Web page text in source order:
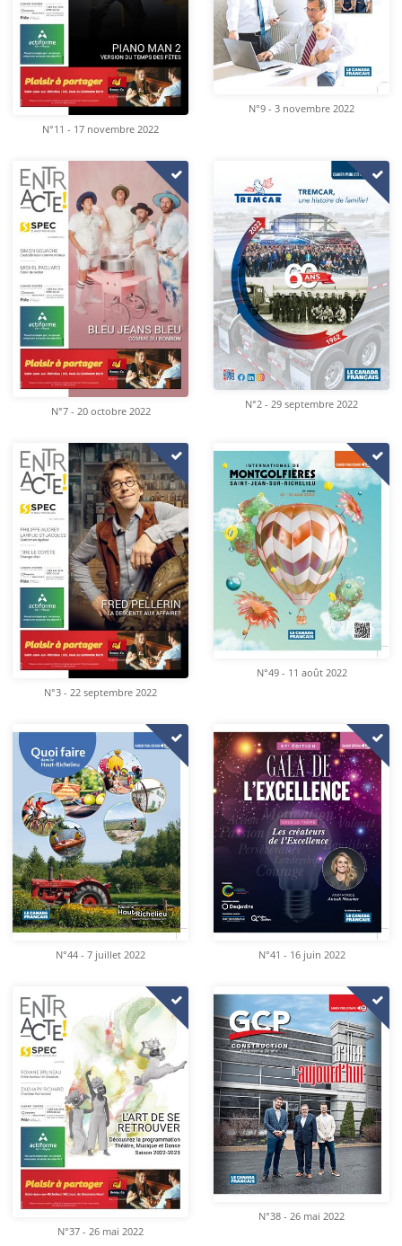
N°11 - 17 novembre 2022
N°9 - 3 novembre 2022
N°7 - 20 octobre 2022
N°2 - 29 septembre 2022
N°3 - 22 septembre 2022
N°49 - 11 août 2022
N°44 - 7 juillet 2022 N°41 - 16 juin 2022
N°37 - 26 mai 2022
N°38 - 26 mai 2022